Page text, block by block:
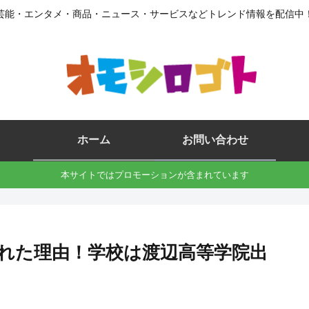
能・エンタメ・商品・ニュース・サービスなどトレンド情報を配信中
ホーム お問い合わせ
本サイトではプロモーションが含まれています
た理由！学校は渡辺高等学院出